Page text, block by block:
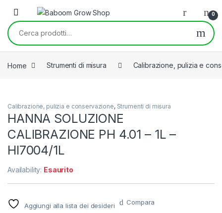
Skip to navigation
Skip to content
0
Cerca:
Home Strumenti di misura Calibrazione, pulizia e
Calibrazione, pulizia e conservazione, Strumenti di misura
HANNA SOLUZIONE
CALIBRAZIONE PH 4.01 – 1L –
HI7004/1L
Availability: Esaurito
Aggiungi alla lista dei desideri Compara